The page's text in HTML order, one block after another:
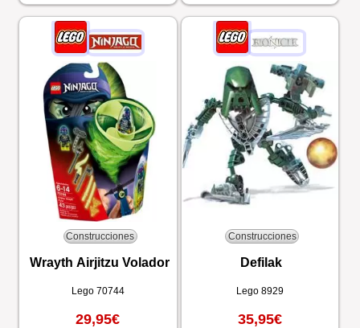
Construcciones
Wrayth Airjitzu Volador
Lego 70744
29,95€
Construcciones
Defilak
Lego 8929
35,95€